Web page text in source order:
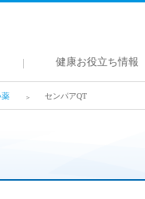
健康お役立ち情報
薬 センパアQT